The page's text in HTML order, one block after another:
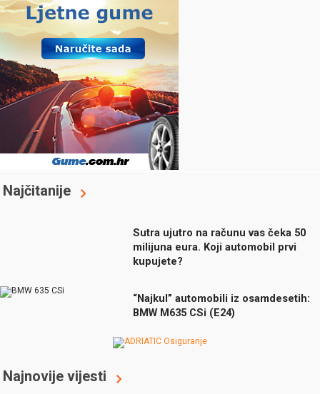
Najčitanije
Sutra ujutro na računu vas čeka 50
milijuna eura. Koji automobil prvi
kupujete?
“Najkul” automobili iz osamdesetih:
BMW M635 CSi (E24)
Najnovije vijesti